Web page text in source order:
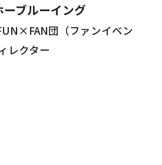
ブルーイング
団（ファンイベン
レクター